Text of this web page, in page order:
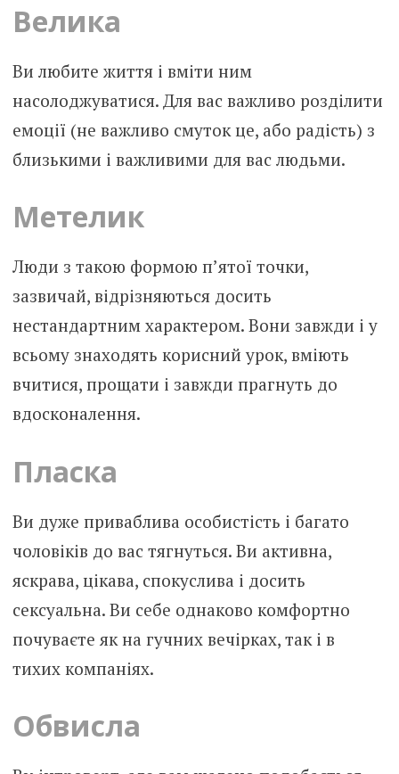
Велика
Ви любите життя і вміти ним
насолоджуватися. Для вас важливо розділити
емоції (не важливо смуток це, або радість) з
близькими і важливими для вас людьми.
Метелик
Люди з такою формою п’ятої точки,
зазвичай, відрізняються досить
нестандартним характером. Вони завжди і у
всьому знаходять корисний урок, вміють
вчитися, прощати і завжди прагнуть до
вдосконалення.
Пласка
Ви дуже приваблива особистість і багато
чоловіків до вас тягнуться. Ви активна,
яскрава, цікава, спокуслива і досить
сексуальна. Ви себе однаково комфортно
почуваєте як на гучних вечірках, так і в
тихих компаніях.
Обвисла